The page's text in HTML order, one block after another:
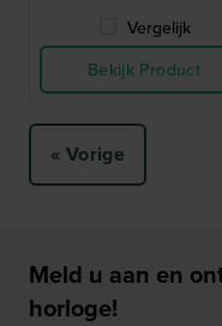
Vergelijk
Bekijk Product
« Vorige
Meld u aan en
horloge!